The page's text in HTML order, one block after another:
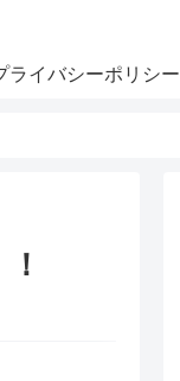
ライバシーポリシー